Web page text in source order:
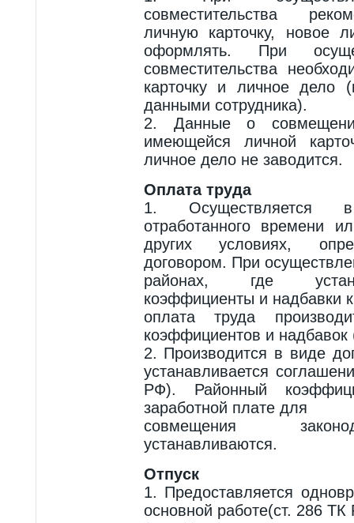
совместительства
личную карточку, новое
оформлять. При
совместительства
карточку и личное дело
данными сотрудника).
2. Данные о
имеющейся личной
личное дело не заводится.
Оплата труда
1. Осуществляется
отработанного времени
других условиях,
договором. При
районах, где
коэффициенты и надбавки
оплата труда
коэффициентов и
2. Производится в виде
устанавливается
РФ). Районный
заработной плате для
совмещения
устанавливаются.
Отпуск
1. Предоставляется
основной работе(ст. 286